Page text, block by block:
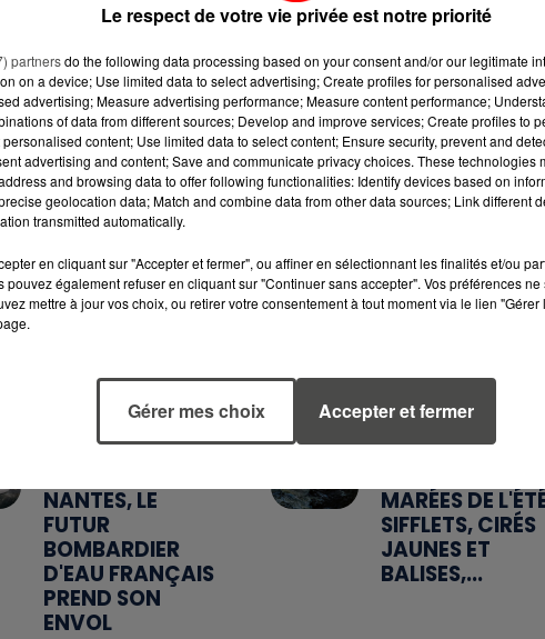
près de chez vous surle site de l'EFS. L'Établissement
sanitaire n’est pas demandé pour donner son sang.
NANTES, LE
FUTUR
BOMBARDIER
D'EAU FRANÇAIS
PREND SON
ENVOL
MARÉES DE
SIFFLETS, CIRÉS
JAUNES ET
BALISES,...
Le respect de votre vie privée est notre priorité
partnersdo the following data processing based on your consent and/or our legitimate
on a device; Use limited data to select advertising; Create profiles for personalised
advertising; Measure advertising performance; Measure content performance;
of data from different sources; Develop and improve services; Create profiles to
content; Use limited data to select content; Ensure security, prevent and
advertising and content; Save and communicate privacy choices. These technologies
and browsing data to offer following functionalities: Identify devices based on
geolocation data; Match and combine data from other data sources; Link different
transmitted automatically.
en cliquant sur "Accepter et fermer", ou affiner en sélectionnant les finalités et/ou
pouvez également refuser en cliquant sur "Continuer sans accepter". Vos préférences
mettre à jour vos choix, ou retirer votre consentement à tout moment via le lien
Gérer mes choix Accepter et fermer